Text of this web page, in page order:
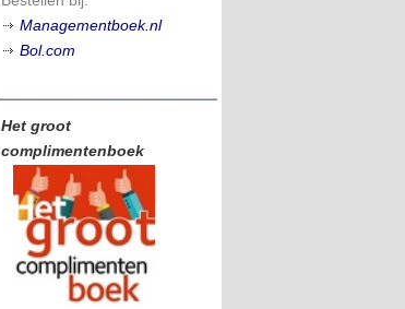
Managementboek.nl
Bol.com
Het groot
complimentenboek